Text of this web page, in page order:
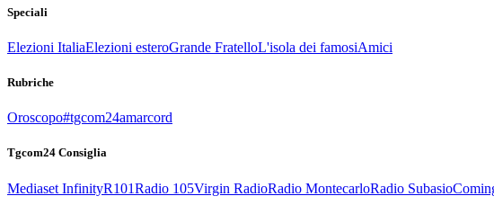
Speciali
Elezioni ItaliaElezioni esteroGrande FratelloL'isola dei famosiAmici
Rubriche
Oroscopo#tgcom24amarcord
Tgcom24 Consiglia
Mediaset InfinityR101Radio 105Virgin RadioRadio MontecarloRadio Subasio